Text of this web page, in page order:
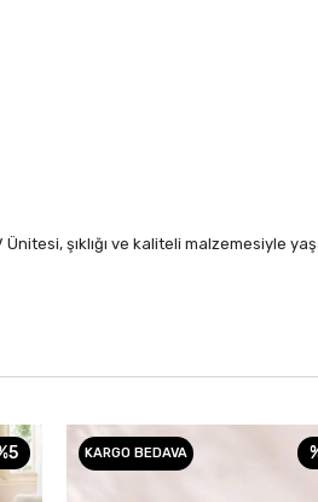
şıklığı ve kaliteli malzemesiyle
KARGO BEDAVA